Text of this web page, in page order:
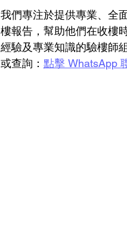
我們專注於提供專業、全
樓報告，幫助他們在收樓
經驗及專業知識的驗樓師
或查詢： 點擊 WhatsApp